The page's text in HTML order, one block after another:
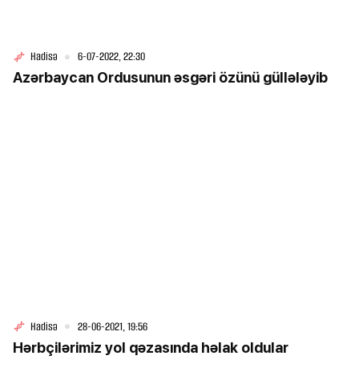
Hadisə 6-07-2022, 22:30
Azərbaycan Ordusunun əsgəri özünü güllələyib
Hadisə 28-06-2021, 19:56
Hərbçilərimiz yol qəzasında həlak oldular